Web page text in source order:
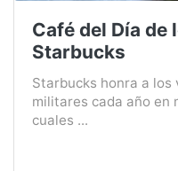
Café del Día de
Starbucks
Starbucks honra a los
militares cada año en
cuales ...